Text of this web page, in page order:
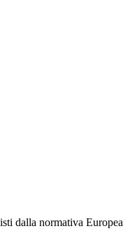
dalla normativa Europea